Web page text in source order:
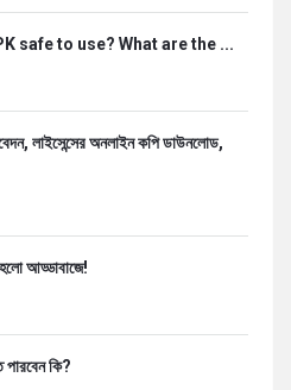
safe to use? What are the ...
লাইসেন্সের অনলাইন কপি ডাউনলোড,
আড্ডাবাজে!
পারবেন কি?